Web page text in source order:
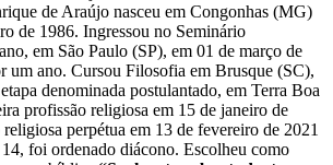
de Araújo nasceu em Congonhas (MG)
de 1986. Ingressou no Seminário
em São Paulo (SP), em 01 de março de
um ano. Cursou Filosofia em Brusque (SC),
denominada postulantado, em Terra Boa
profissão religiosa em 15 de janeiro de
perpétua em 13 de fevereiro de 2021
foi ordenado diácono. Escolheu como